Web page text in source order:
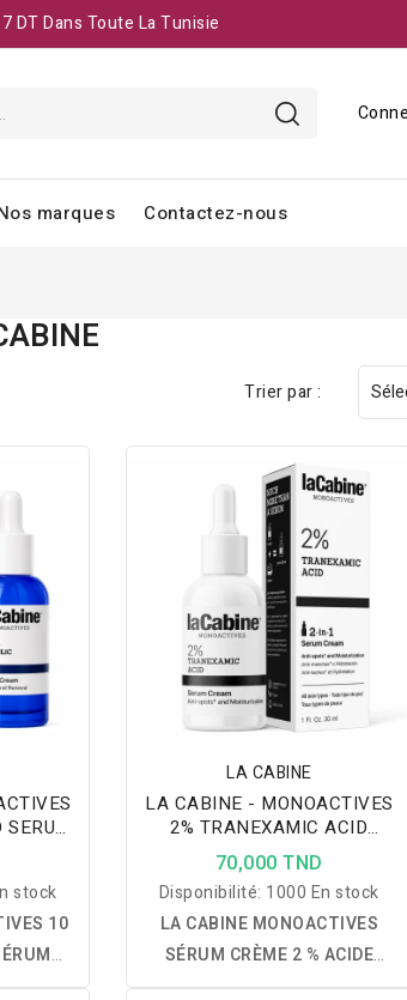
DT Dans Toute La Tunisie
marques Contactez-nous
Trier par :
stock
10
2-en-1
LA CABINE
LA CABINE - MONOACTIVES
2% TRANEXAMIC ACID
SERUM CREME 30ML
70,000 TND
Disponibilité: 1000 En stock
LA CABINE MONOACTIVES
SÉRUM CRÈME 2 % ACIDE
TRANEXAMIQUE 30 ML :un